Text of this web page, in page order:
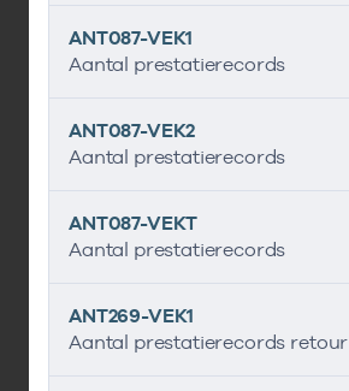
ANT087-VEK1
Aantal prestatierecords
ANT087-VEK2
Aantal prestatierecords
ANT087-VEKT
Aantal prestatierecords
ANT269-VEK1
Aantal prestatierecords retour